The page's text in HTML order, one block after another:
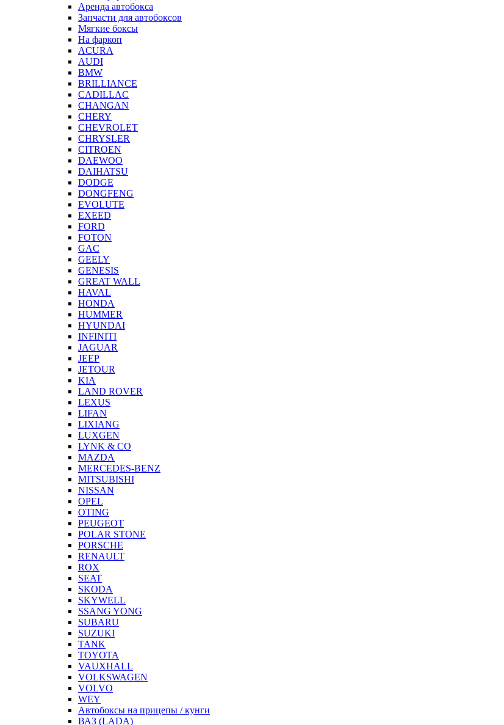
Аренда автобокса
Запчасти для автобоксов
Мягкие боксы
На фаркоп
ACURA
AUDI
BMW
BRILLIANCE
CADILLAC
CHANGAN
CHERY
CHEVROLET
CHRYSLER
CITROEN
DAEWOO
DAIHATSU
DODGE
DONGFENG
EVOLUTE
EXEED
FORD
FOTON
GAC
GEELY
GENESIS
GREAT WALL
HAVAL
HONDA
HUMMER
HYUNDAI
INFINITI
JAGUAR
JEEP
JETOUR
KIA
LAND ROVER
LEXUS
LIFAN
LIXIANG
LUXGEN
LYNK & CO
MAZDA
MERCEDES-BENZ
MITSUBISHI
NISSAN
OPEL
OTING
PEUGEOT
POLAR STONE
PORSCHE
RENAULT
ROX
SEAT
SKODA
SKYWELL
SSANG YONG
SUBARU
SUZUKI
TANK
TOYOTA
VAUXHALL
VOLKSWAGEN
VOLVO
WEY
Автобоксы на прицепы / кунги
ВАЗ (LADA)